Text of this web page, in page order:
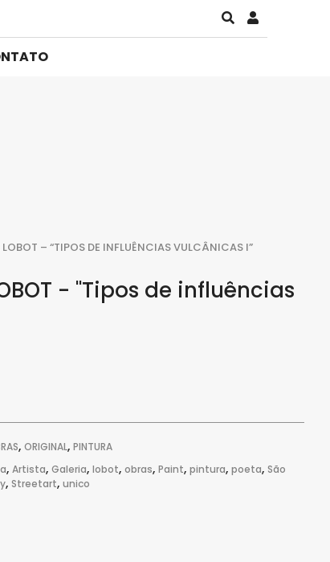
– “TIPOS DE INFLUÊNCIAS VULCÂNICAS I”
- "Tipos de influências
,ORIGINAL,PINTURA
,Artista,Galeria,lobot,obras,Paint,pintura,poeta,São
,Streetart,unico